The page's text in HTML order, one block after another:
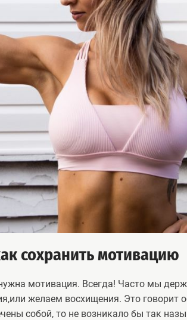
сохранить мотивацию
мотивация. Всегда! Часто мы
желаем восхищения. Это говорит
собой, то не возникало бы так